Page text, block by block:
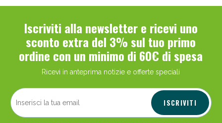
Iscriviti alla newsletter e ricevi uno
sconto extra del 3% sul tuo primo
ordine con un minimo di 60€ di spesa
Ricevi in anteprima notizie e offerte speciali
ISCRIVITI